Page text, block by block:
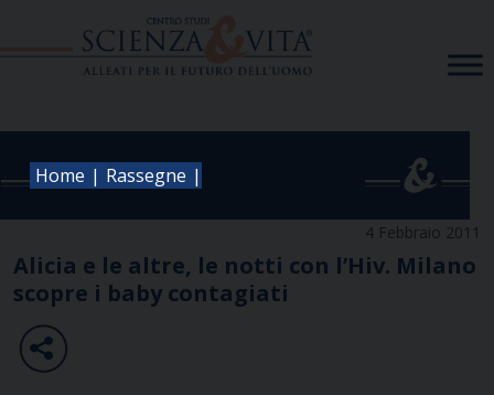
Home | Rassegne |
4 Febbraio 2011
Alicia e le altre, le notti con l’Hiv. Milano
scopre i baby contagiati